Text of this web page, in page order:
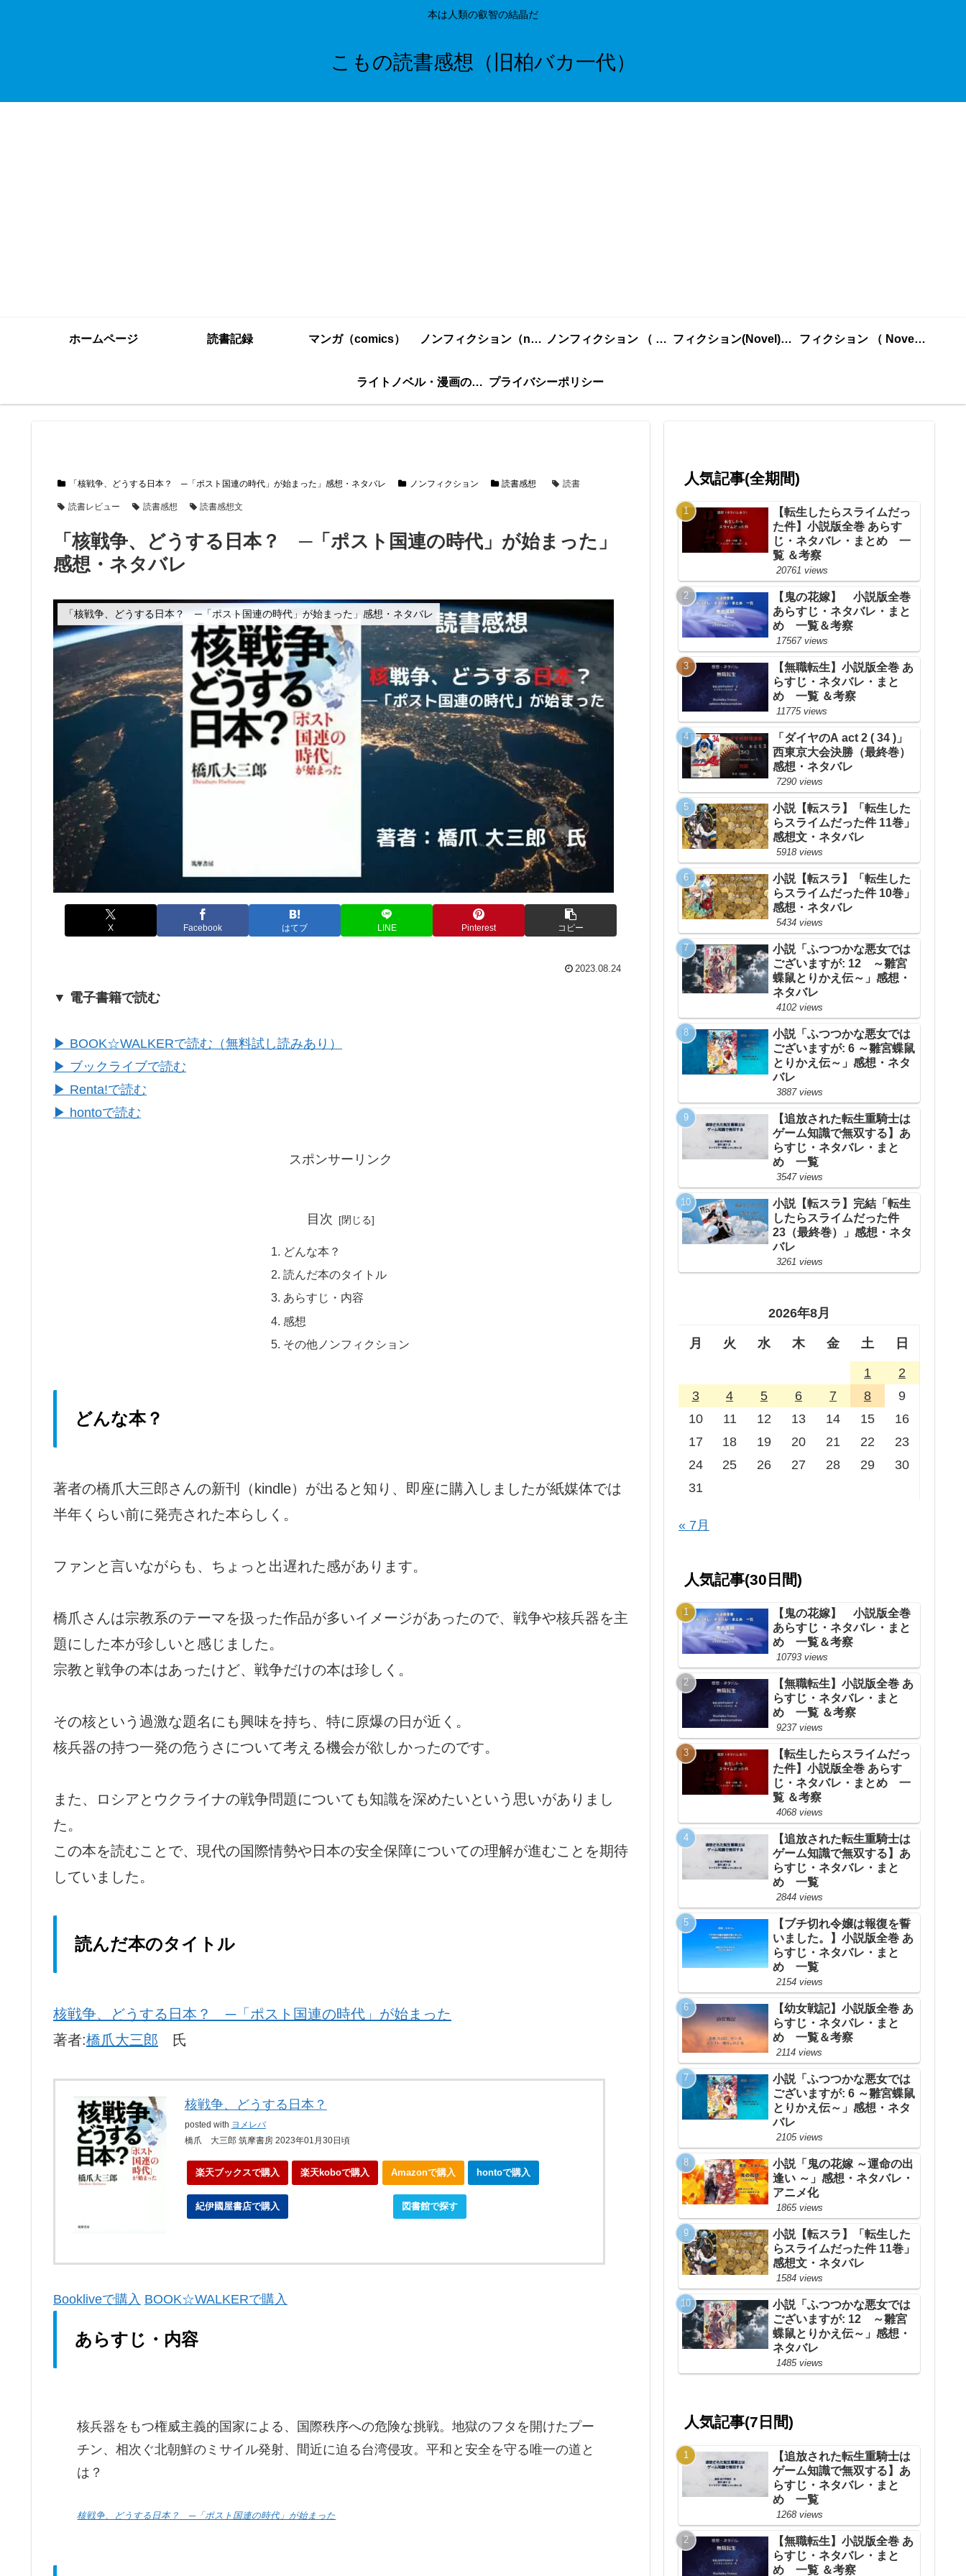
本は人類の叡智の結晶だ
こもの読書感想（旧柏バカ一代）
ホームページ 読書記録 マンガ（comics） ノンフィクション（nonfiction）更新順 ノンフィクション （ nonfiction ） あいうえお順 フィクション(Novel)更新順 フィクション （ Novel ） あいうえお順
ライトノベル・漫画の感想・ネタバレまとめ｜こもの読書感想 プライバシーポリシー
「核戦争、どうする日本？ ─「ポスト国連の時代」が始まった」感想・ネタバレ ノンフィクション 読書感想 読書
読書レビュー 読書感想 読書感想文
「核戦争、どうする日本？ ─「ポスト国連の時代」が始まった」
感想・ネタバレ
「核戦争、どうする日本？ ─「ポスト国連の時代」が始まった」感想・ネタバレ
X Facebook はてブ LINE Pinterest コピー
2023.08.24
▼ 電子書籍で読む
▶ BOOK☆WALKERで読む（無料試し読みあり）
▶ ブックライブで読む
▶ Renta!で読む
▶ hontoで読む
スポンサーリンク
目次
どんな本？
読んだ本のタイトル
あらすじ・内容
感想
その他ノンフィクション
どんな本？
著者の橋爪大三郎さんの新刊（kindle）が出ると知り、即座に購入しましたが紙媒体では
半年くらい前に発売された本らしく。
ファンと言いながらも、ちょっと出遅れた感があります。
橋爪さんは宗教系のテーマを扱った作品が多いイメージがあったので、戦争や核兵器を主
題にした本が珍しいと感じました。
宗教と戦争の本はあったけど、戦争だけの本は珍しく。
その核という過激な題名にも興味を持ち、特に原爆の日が近く。
核兵器の持つ一発の危うさについて考える機会が欲しかったのです。
また、ロシアとウクライナの戦争問題についても知識を深めたいという思いがありまし
た。
この本を読むことで、現代の国際情勢や日本の安全保障についての理解が進むことを期待
していました。
読んだ本のタイトル
核戦争、どうする日本？ ─「ポスト国連の時代」が始まった
著者:橋爪大三郎 氏
核戦争、どうする日本？
posted with ヨメレバ
橋爪 大三郎 筑摩書房 2023年01月30日頃
楽天ブックスで購入 楽天koboで購入 Amazonで購入 hontoで購入
紀伊國屋書店で購入 図書館で探す
Bookliveで購入 BOOK☆WALKERで購入
あらすじ・内容
核兵器をもつ権威主義的国家による、国際秩序への危険な挑戦。地獄のフタを開けたプー
チン、相次ぐ北朝鮮のミサイル発射、間近に迫る台湾侵攻。平和と安全を守る唯一の道と
は？
核戦争、どうする日本？ ─「ポスト国連の時代」が始まった
人気記事(全期間)
【転生したらスライムだっ
た件】小説版全巻 あらす
じ・ネタバレ・まとめ 一
覧 ＆考察
20761 views
【鬼の花嫁】 小説版全巻
あらすじ・ネタバレ・まと
め 一覧＆考察
17567 views
【無職転生】小説版全巻 あ
らすじ・ネタバレ・まと
め 一覧 ＆考察
11775 views
「ダイヤのA act 2 ( 34 )」
西東京大会決勝（最終巻）
感想・ネタバレ
7290 views
小説【転スラ】「転生した
らスライムだった件 11巻」
感想文・ネタバレ
5918 views
小説【転スラ】「転生した
らスライムだった件 10巻」
感想・ネタバレ
5434 views
小説「ふつつかな悪女では
ございますが: 12 ～雛宮
蝶鼠とりかえ伝～」感想・
ネタバレ
4102 views
小説「ふつつかな悪女では
ございますが: 6 ～雛宮蝶鼠
とりかえ伝～」感想・ネタ
バレ
3887 views
【追放された転生重騎士は
ゲーム知識で無双する】あ
らすじ・ネタバレ・まと
め 一覧
3547 views
小説【転スラ】完結「転生
したらスライムだった件
23（最終巻）」感想・ネタ
バレ
3261 views
2026年8月
月 火 水 木 金 土 日
1
2
3
4 5 6 7 8
9
10
11 12 13 14 15
16
17
18 19 20 21 22
23
24
25 26 27 28 29
30
31
« 7月
人気記事(30日間)
【鬼の花嫁】 小説版全巻
あらすじ・ネタバレ・まと
め 一覧＆考察
10793 views
【無職転生】小説版全巻 あ
らすじ・ネタバレ・まと
め 一覧 ＆考察
9237 views
【転生したらスライムだっ
た件】小説版全巻 あらす
じ・ネタバレ・まとめ 一
覧 ＆考察
4068 views
【追放された転生重騎士は
ゲーム知識で無双する】あ
らすじ・ネタバレ・まと
め 一覧
2844 views
【ブチ切れ令嬢は報復を誓
いました。】小説版全巻 あ
らすじ・ネタバレ・まと
め 一覧
2154 views
【幼女戦記】小説版全巻 あ
らすじ・ネタバレ・まと
め 一覧＆考察
2114 views
小説「ふつつかな悪女では
ございますが: 6 ～雛宮蝶鼠
とりかえ伝～」感想・ネタ
バレ
2105 views
小説「鬼の花嫁 ～運命の出
逢い ～」感想・ネタバレ・
アニメ化
1865 views
小説【転スラ】「転生した
らスライムだった件 11巻」
感想文・ネタバレ
1584 views
小説「ふつつかな悪女では
ございますが: 12 ～雛宮
蝶鼠とりかえ伝～」感想・
ネタバレ
1485 views
人気記事(7日間)
【追放された転生重騎士は
ゲーム知識で無双する】あ
らすじ・ネタバレ・まと
め 一覧
1268 views
【無職転生】小説版全巻 あ
らすじ・ネタバレ・まと
め 一覧 ＆考察